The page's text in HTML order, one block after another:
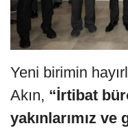
Yeni birimin
Akın, “İrtibat
yakınlarımız ve